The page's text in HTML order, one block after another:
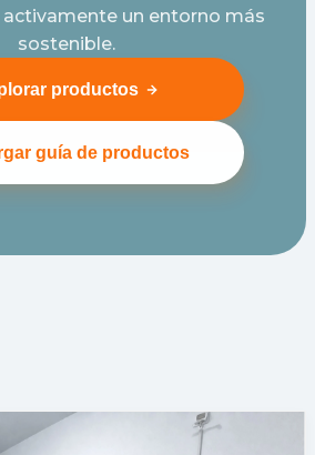
un entorno más
sostenible.
productos
guía de productos